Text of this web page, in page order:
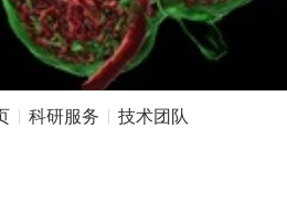
科研服务 技术团队